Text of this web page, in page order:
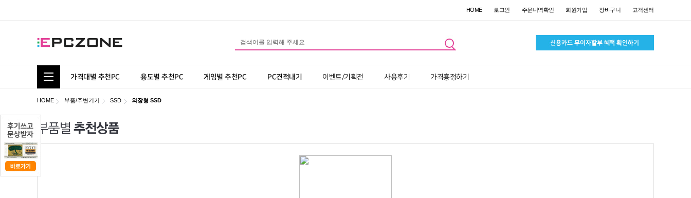
HOME 로그인 주문내역확인 회원가입 장바구니 고객센터
통합 카테고리 보기
가격대별 추천PC 용도별 추천PC 게임별 추천PC PC견적내기 이벤트/기획전 사용후기 가격흥정하기
HOME 부품/주변기기 SSD 외장형 SSD